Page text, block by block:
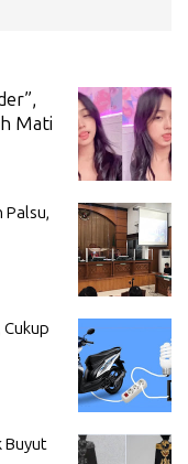
Mati
Palsu,
Cukup
Buyut